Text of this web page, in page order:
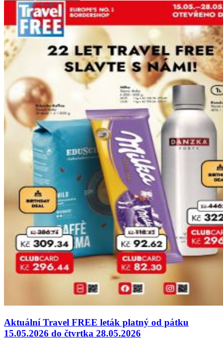
Aktuální Travel FREE leták platný od pátku
15.05.2026 do čtvrtka 28.05.2026